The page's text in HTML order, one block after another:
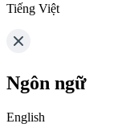
Tiếng Việt
Ngôn ngữ
English